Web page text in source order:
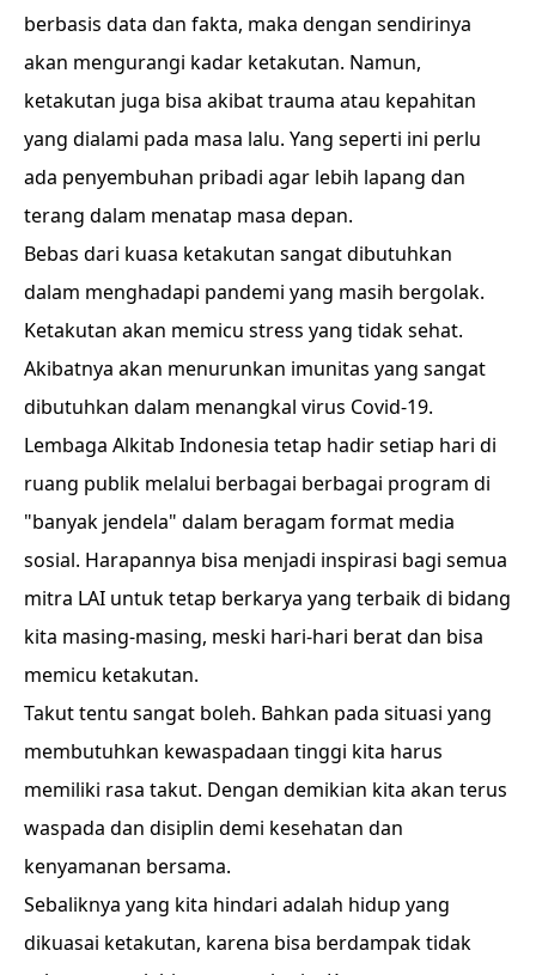
berbasis data dan fakta, maka dengan sendirinya
akan mengurangi kadar ketakutan. Namun,
ketakutan juga bisa akibat trauma atau kepahitan
yang dialami pada masa lalu. Yang seperti ini perlu
ada penyembuhan pribadi agar lebih lapang dan
terang dalam menatap masa depan.
Bebas dari kuasa ketakutan sangat dibutuhkan
dalam menghadapi pandemi yang masih bergolak.
Ketakutan akan memicu stress yang tidak sehat.
Akibatnya akan menurunkan imunitas yang sangat
dibutuhkan dalam menangkal virus Covid-19.
Lembaga Alkitab Indonesia tetap hadir setiap hari di
ruang publik melalui berbagai berbagai program di
"banyak jendela" dalam beragam format media
sosial. Harapannya bisa menjadi inspirasi bagi semua
mitra LAI untuk tetap berkarya yang terbaik di bidang
kita masing-masing, meski hari-hari berat dan bisa
memicu ketakutan.
Takut tentu sangat boleh. Bahkan pada situasi yang
membutuhkan kewaspadaan tinggi kita harus
memiliki rasa takut. Dengan demikian kita akan terus
waspada dan disiplin demi kesehatan dan
kenyamanan bersama.
Sebaliknya yang kita hindari adalah hidup yang
dikuasai ketakutan, karena bisa berdampak tidak